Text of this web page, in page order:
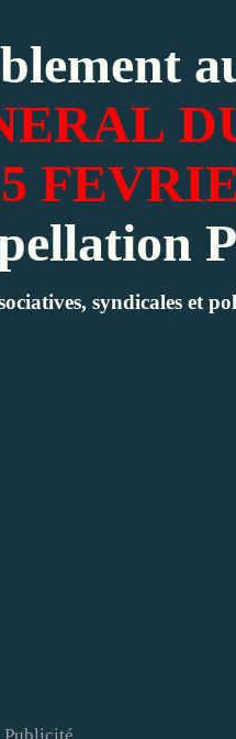
syndicales et